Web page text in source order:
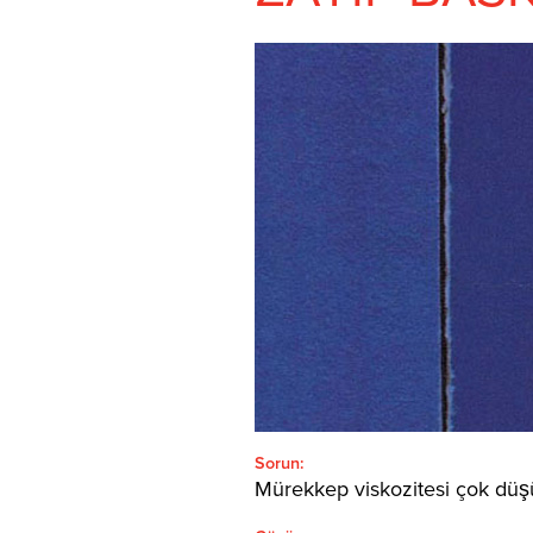
Türkçe
ARAMA:'
Sorun:
Mürekkep viskozitesi çok